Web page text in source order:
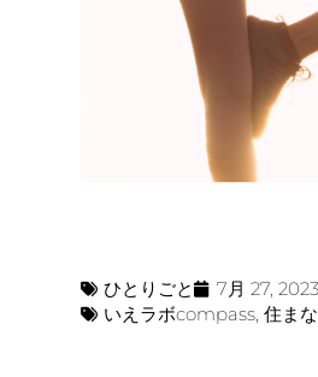
ひとりごと
7月 27, 2023
いえラボcompass,住ま